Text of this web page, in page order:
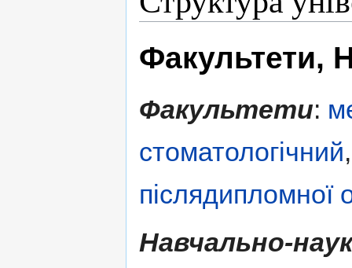
Факультети,
Факультети:
стоматологічний
післядипломної
Навчально-